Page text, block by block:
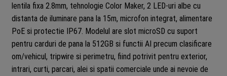
lentila fixa 2.8mm, tehnologie Color Maker, 2 LED-uri albe cu
distanta de iluminare pana la 15m, microfon integrat, alimentare
PoE si protectie IP67. Modelul are slot microSD cu suport
pentru carduri de pana la 512GB si functii AI precum clasificare
om/vehicul, tripwire si perimetru, fiind potrivit pentru exterior,
intrari, curti, parcari, alei si spatii comerciale unde ai nevoie de